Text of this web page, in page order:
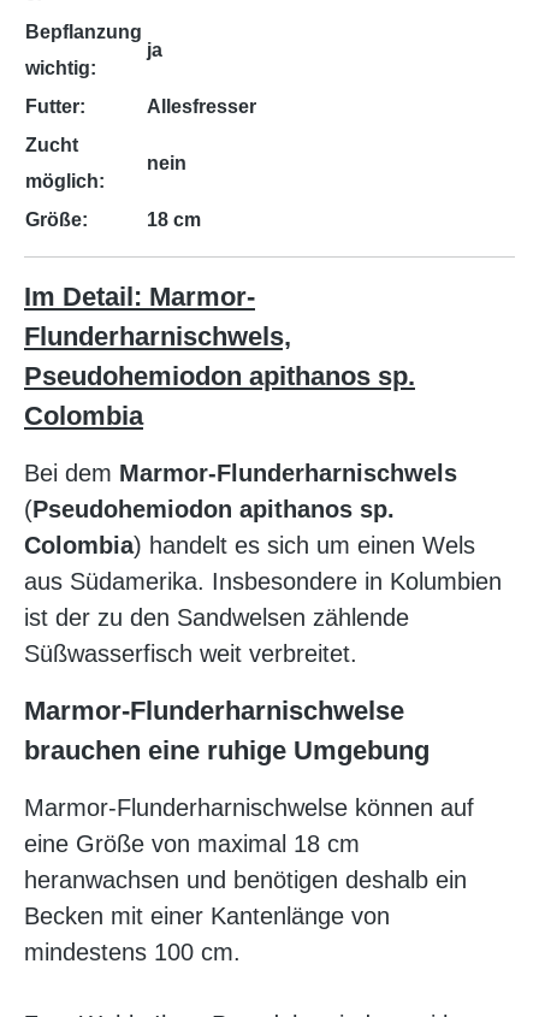
Bepflanzung
wichtig:
ja
Futter:
Allesfresser
Zucht
möglich:
nein
Größe: 18 cm
Im Detail: Marmor-
Flunderharnischwels,
Pseudohemiodon apithanos sp.
Colombia
Bei dem Marmor-Flunderharnischwels
(Pseudohemiodon apithanos sp.
Colombia) handelt es sich um einen Wels
aus Südamerika. Insbesondere in Kolumbien
ist der zu den Sandwelsen zählende
Süßwasserfisch weit verbreitet.
Marmor-Flunderharnischwelse
brauchen eine ruhige Umgebung
Marmor-Flunderharnischwelse können auf
eine Größe von maximal 18 cm
heranwachsen und benötigen deshalb ein
Becken mit einer Kantenlänge von
mindestens 100 cm.